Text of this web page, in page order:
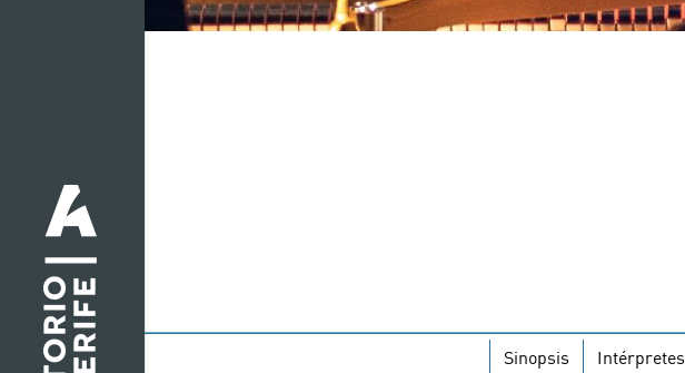
Sinopsis Intérpretes